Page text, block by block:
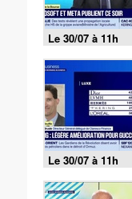
Le 30/07 à 11h
Le 30/07 à 11h